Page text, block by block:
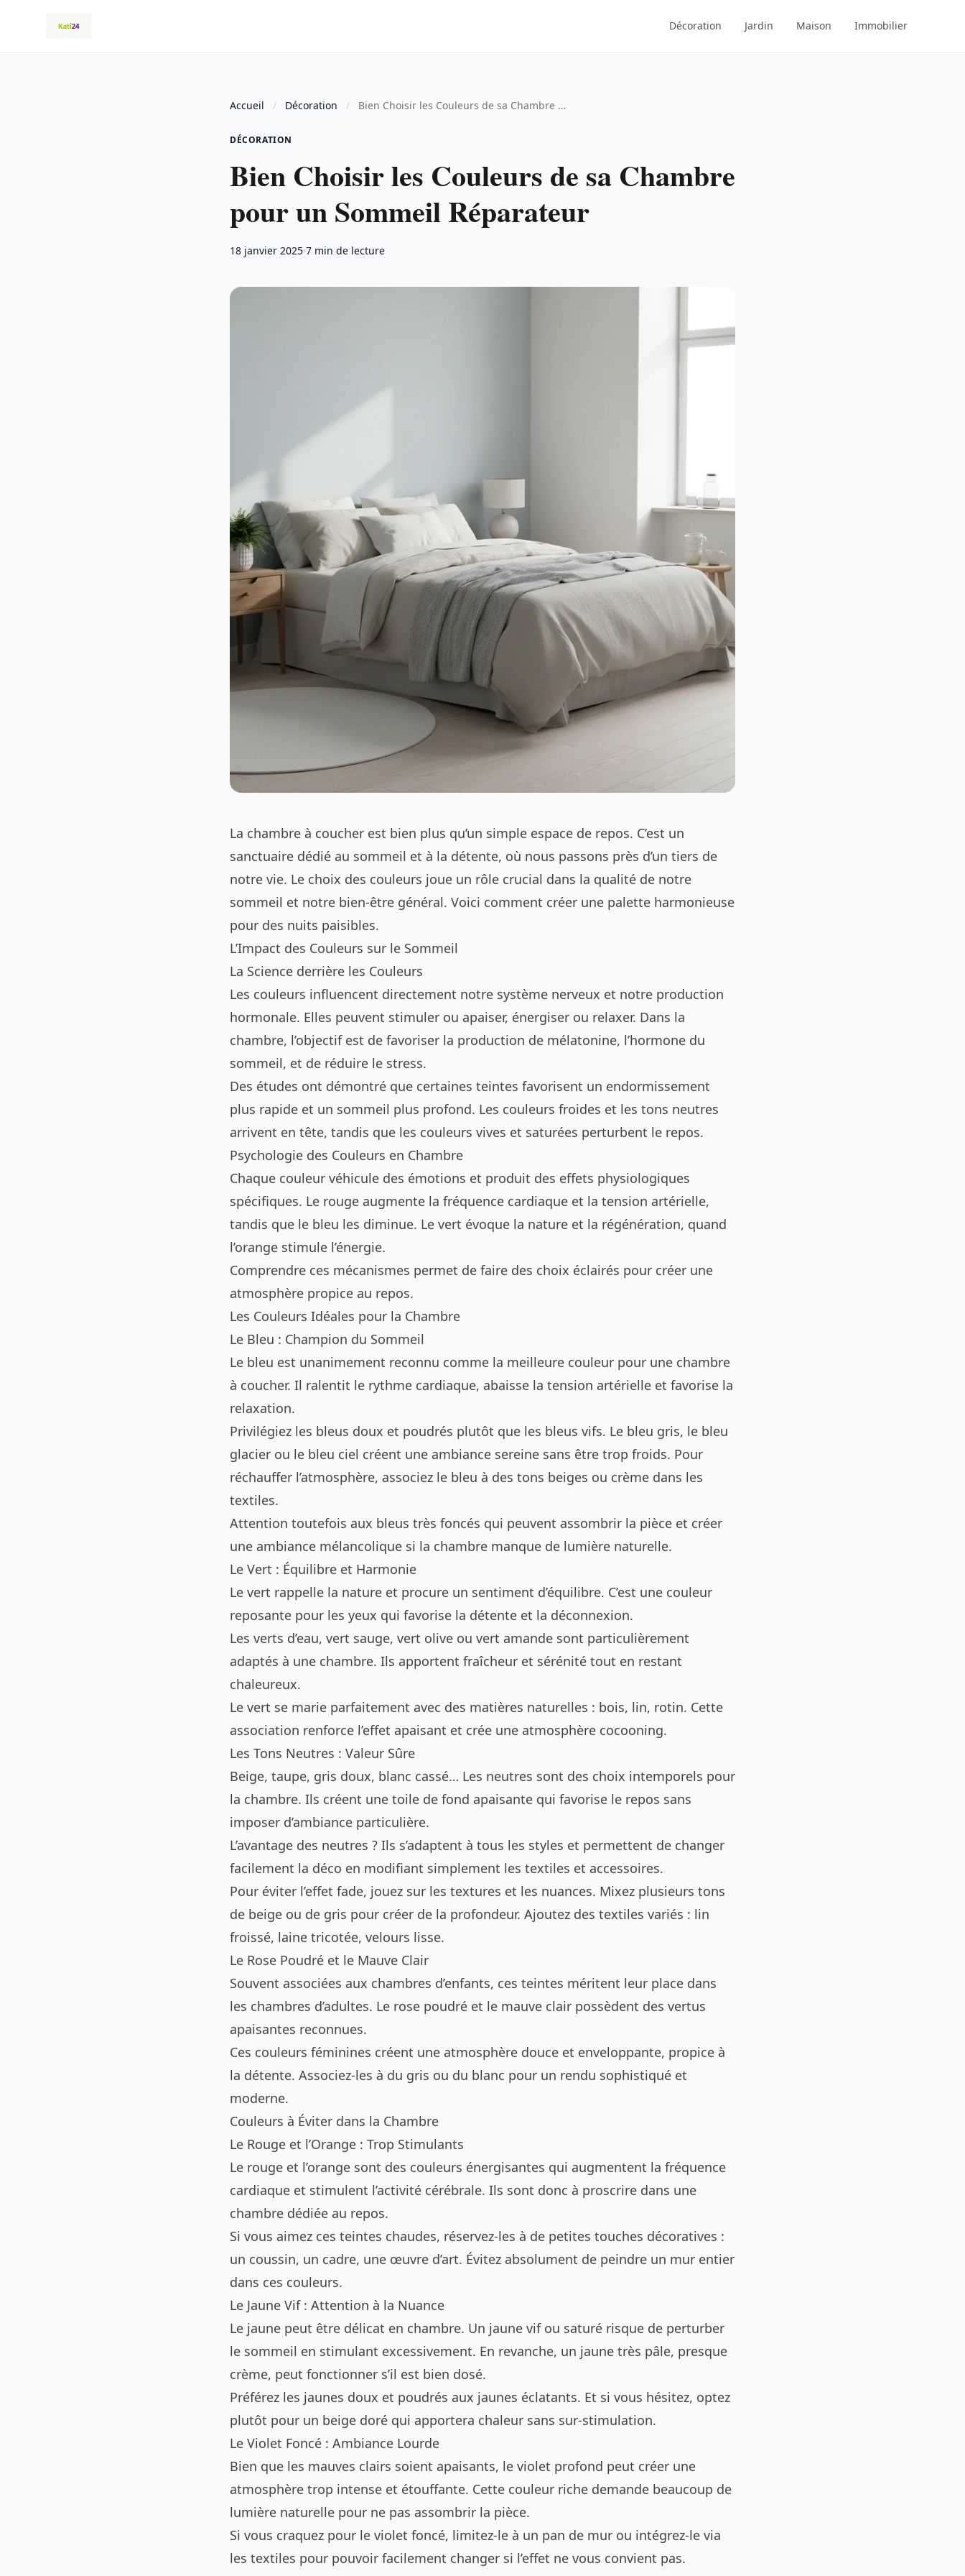
Décoration Jardin Maison Immobilier
Accueil / Décoration / Bien Choisir les Couleurs de sa Chambre …
DÉCORATION
Bien Choisir les Couleurs de sa Chambre
pour un Sommeil Réparateur
18 janvier 2025 7 min de lecture
La chambre à coucher est bien plus qu’un simple espace de repos. C’est un
sanctuaire dédié au sommeil et à la détente, où nous passons près d’un tiers de
notre vie. Le choix des couleurs joue un rôle crucial dans la qualité de notre
sommeil et notre bien-être général. Voici comment créer une palette harmonieuse
pour des nuits paisibles.
L’Impact des Couleurs sur le Sommeil
La Science derrière les Couleurs
Les couleurs influencent directement notre système nerveux et notre production
hormonale. Elles peuvent stimuler ou apaiser, énergiser ou relaxer. Dans la
chambre, l’objectif est de favoriser la production de mélatonine, l’hormone du
sommeil, et de réduire le stress.
Des études ont démontré que certaines teintes favorisent un endormissement
plus rapide et un sommeil plus profond. Les couleurs froides et les tons neutres
arrivent en tête, tandis que les couleurs vives et saturées perturbent le repos.
Psychologie des Couleurs en Chambre
Chaque couleur véhicule des émotions et produit des effets physiologiques
spécifiques. Le rouge augmente la fréquence cardiaque et la tension artérielle,
tandis que le bleu les diminue. Le vert évoque la nature et la régénération, quand
l’orange stimule l’énergie.
Comprendre ces mécanismes permet de faire des choix éclairés pour créer une
atmosphère propice au repos.
Les Couleurs Idéales pour la Chambre
Le Bleu : Champion du Sommeil
Le bleu est unanimement reconnu comme la meilleure couleur pour une chambre
à coucher. Il ralentit le rythme cardiaque, abaisse la tension artérielle et favorise la
relaxation.
Privilégiez les bleus doux et poudrés plutôt que les bleus vifs. Le bleu gris, le bleu
glacier ou le bleu ciel créent une ambiance sereine sans être trop froids. Pour
réchauffer l’atmosphère, associez le bleu à des tons beiges ou crème dans les
textiles.
Attention toutefois aux bleus très foncés qui peuvent assombrir la pièce et créer
une ambiance mélancolique si la chambre manque de lumière naturelle.
Le Vert : Équilibre et Harmonie
Le vert rappelle la nature et procure un sentiment d’équilibre. C’est une couleur
reposante pour les yeux qui favorise la détente et la déconnexion.
Les verts d’eau, vert sauge, vert olive ou vert amande sont particulièrement
adaptés à une chambre. Ils apportent fraîcheur et sérénité tout en restant
chaleureux.
Le vert se marie parfaitement avec des matières naturelles : bois, lin, rotin. Cette
association renforce l’effet apaisant et crée une atmosphère cocooning.
Les Tons Neutres : Valeur Sûre
Beige, taupe, gris doux, blanc cassé… Les neutres sont des choix intemporels pour
la chambre. Ils créent une toile de fond apaisante qui favorise le repos sans
imposer d’ambiance particulière.
L’avantage des neutres ? Ils s’adaptent à tous les styles et permettent de changer
facilement la déco en modifiant simplement les textiles et accessoires.
Pour éviter l’effet fade, jouez sur les textures et les nuances. Mixez plusieurs tons
de beige ou de gris pour créer de la profondeur. Ajoutez des textiles variés : lin
froissé, laine tricotée, velours lisse.
Le Rose Poudré et le Mauve Clair
Souvent associées aux chambres d’enfants, ces teintes méritent leur place dans
les chambres d’adultes. Le rose poudré et le mauve clair possèdent des vertus
apaisantes reconnues.
Ces couleurs féminines créent une atmosphère douce et enveloppante, propice à
la détente. Associez-les à du gris ou du blanc pour un rendu sophistiqué et
moderne.
Couleurs à Éviter dans la Chambre
Le Rouge et l’Orange : Trop Stimulants
Le rouge et l’orange sont des couleurs énergisantes qui augmentent la fréquence
cardiaque et stimulent l’activité cérébrale. Ils sont donc à proscrire dans une
chambre dédiée au repos.
Si vous aimez ces teintes chaudes, réservez-les à de petites touches décoratives :
un coussin, un cadre, une œuvre d’art. Évitez absolument de peindre un mur entier
dans ces couleurs.
Le Jaune Vif : Attention à la Nuance
Le jaune peut être délicat en chambre. Un jaune vif ou saturé risque de perturber
le sommeil en stimulant excessivement. En revanche, un jaune très pâle, presque
crème, peut fonctionner s’il est bien dosé.
Préférez les jaunes doux et poudrés aux jaunes éclatants. Et si vous hésitez, optez
plutôt pour un beige doré qui apportera chaleur sans sur-stimulation.
Le Violet Foncé : Ambiance Lourde
Bien que les mauves clairs soient apaisants, le violet profond peut créer une
atmosphère trop intense et étouffante. Cette couleur riche demande beaucoup de
lumière naturelle pour ne pas assombrir la pièce.
Si vous craquez pour le violet foncé, limitez-le à un pan de mur ou intégrez-le via
les textiles pour pouvoir facilement changer si l’effet ne vous convient pas.